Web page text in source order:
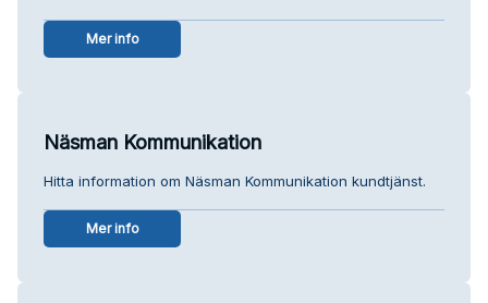
Mer info
Näsman Kommunikation
Hitta information om Näsman Kommunikation kundtjänst.
Mer info